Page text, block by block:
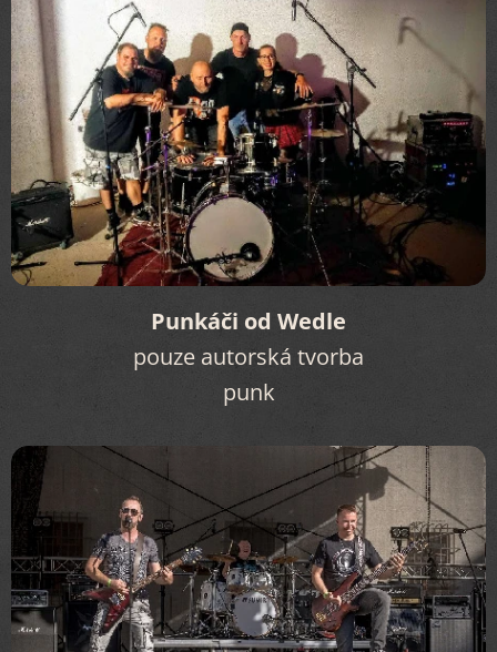
Punkáči od Wedle
pouze autorská tvorba
punk